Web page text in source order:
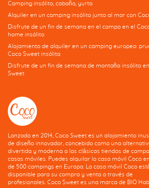
Camping insólito, cabaña, yurta
Alquiler en un camping insólito junto al mar con
Disfrute de un fin de semana en el campo en el
home insólito
Alojamiento de alquiler en un camping europeo:
Coco Sweet insólita
Disfrute de un fin de semana de montaña insólito
Sweet
Lanzado en 2014, Coco Sweet es un alojamiento
de diseño innovador, concebido como una
divertida y moderna a las clásicas tiendas de
casas móviles. Puedes alquilar la casa móvil Coco
de 500 campings en Europa. La casa móvil Coco
disponible para su compra y venta a través de
profesionales. Coco Sweet es una marca de BIO